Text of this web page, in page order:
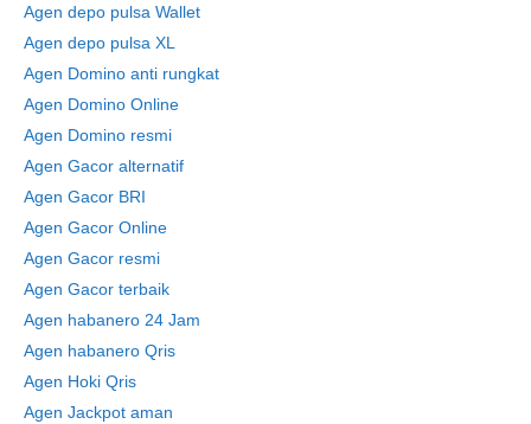
Agen depo pulsa Wallet
Agen depo pulsa XL
Agen Domino anti rungkat
Agen Domino Online
Agen Domino resmi
Agen Gacor alternatif
Agen Gacor BRI
Agen Gacor Online
Agen Gacor resmi
Agen Gacor terbaik
Agen habanero 24 Jam
Agen habanero Qris
Agen Hoki Qris
Agen Jackpot aman